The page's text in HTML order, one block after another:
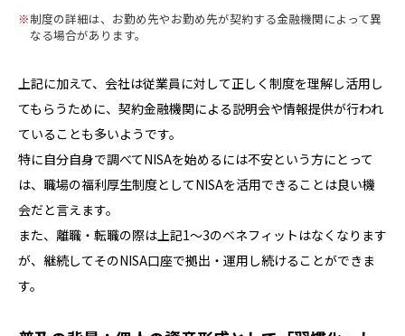
制度の詳細は、お勤め先やお勤め先が契約する金融機関によって異
なる場合があります。
上記に加えて、会社は従業員に対して正しく制度を理解し活用し
てもらうために、契約金融機関による説明会や情報提供が行われ
ていることも多いようです。
特に自分自身で調べてNISAを始めるには不安という方にとって
は、職場の福利厚生制度としてNISAを活用できることは良い機
会だと言えます。
また、離職・転職の際は上記1～3のベネフィットはなくなります
が、継続してそのNISA口座で拠出・運用し続けることができま
す。